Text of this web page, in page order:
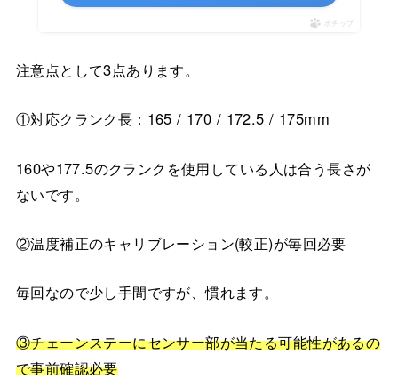
ポチップ
注意点として3点あります。
①対応クランク長：165 / 170 / 172.5 / 175mm
160や177.5のクランクを使用している人は合う長さが
ないです。
②温度補正のキャリブレーション(較正)が毎回必要
毎回なので少し手間ですが、慣れます。
③チェーンステーにセンサー部が当たる可能性があるの
で事前確認必要